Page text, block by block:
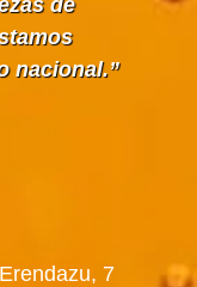
de
nacional.
7